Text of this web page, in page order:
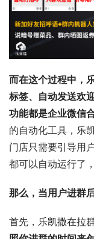
而在这个过程中，
标签、自动发送欢
功能都是企业微信
的自动化工具，乐
门店只需要引导用
都可以自动运行了
那么，当用户进群
首先，乐凯撒在拉